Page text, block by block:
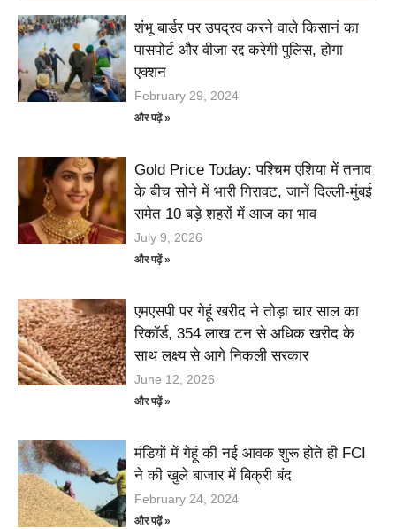
शंभू बार्डर पर उपद्रव करने वाले किसानं का
पासपोर्ट और वीजा रद्द करेगी पुलिस, होगा
एक्शन
February 29, 2024
और पढ़ें »
Gold Price Today: पश्चिम एशिया में तनाव
के बीच सोने में भारी गिरावट, जानें दिल्ली-मुंबई
समेत 10 बड़े शहरों में आज का भाव
July 9, 2026
और पढ़ें »
एमएसपी पर गेहूं खरीद ने तोड़ा चार साल का
रिकॉर्ड, 354 लाख टन से अधिक खरीद के
साथ लक्ष्य से आगे निकली सरकार
June 12, 2026
और पढ़ें »
मंडियों में गेहूं की नई आवक शुरू होते ही FCI
ने की खुले बाजार में बिक्री बंद
February 24, 2024
और पढ़ें »